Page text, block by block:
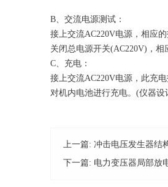
B、交流电源测试：
接上交流AC220V电源，相应
关闭总电源开关(AC220V)，
C、充电：
接上交流AC220V电源，此充
对机内电池进行充电。(仪器
上一篇: 冲击电压发生器结
下一篇: 电力变压器局部放